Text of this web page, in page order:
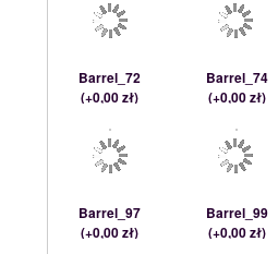
Barrel_72
(+0,00 zł)
Barrel_74
(+0,00 zł)
Barrel_97
(+0,00 zł)
Barrel_99
(+0,00 zł)